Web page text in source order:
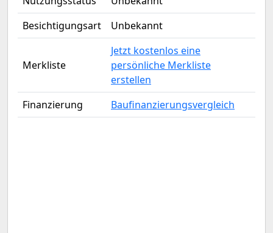
Besichtigungsart
Unbekannt
Merkliste
Jetzt kostenlos eine
persönliche Merkliste
erstellen
Finanzierung
Baufinanzierungsvergleich